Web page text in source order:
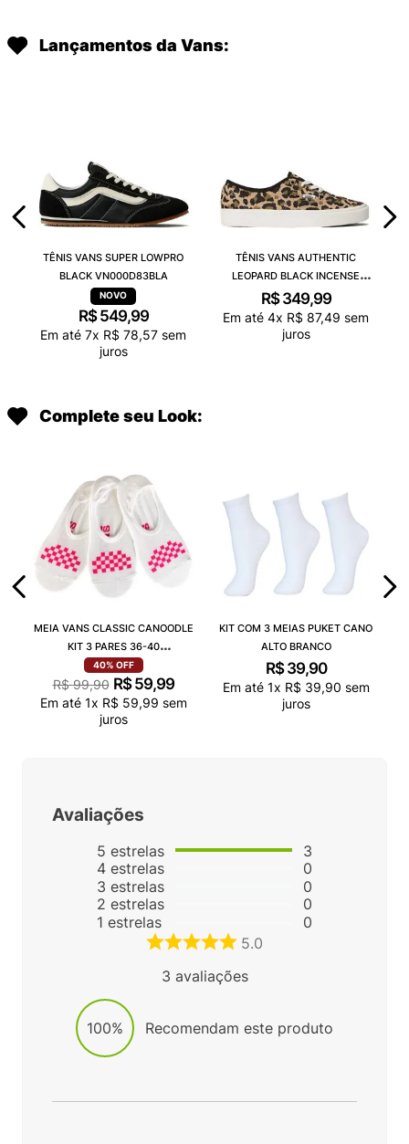
Lançamentos da Vans:
TÊNIS VANS SUPER LOWPRO
BLACK VN000D83BLA
R$ 549,99
Em até 7x R$ 78,57 sem
juros
TÊNIS VANS AUTHENTIC
LEOPARD BLACK INCENSE
VN000D6GGR4
R$ 349,99
Em até 4x R$ 87,49 sem
juros
Complete seu Look:
MEIA VANS CLASSIC CANOODLE
KIT 3 PARES 36-40
VN000QCAJU4
40% OFF
R$ 99,90 R$ 59,99
Em até 1x R$ 59,99 sem
juros
KIT COM 3 MEIAS PUKET CANO
ALTO BRANCO
R$ 39,90
Em até 1x R$ 39,90 sem
juros
Avaliações
5 estrelas
4 estrelas
3 estrelas
2 estrelas
1 estrelas
3
0
0
0
0
5.0
3 avaliações
100% Recomendam este produto